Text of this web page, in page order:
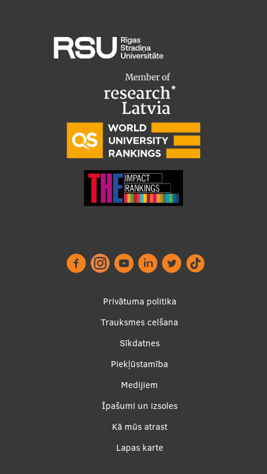
Privātuma politika
Trauksmes celšana
Sīkdatnes
Piekļūstamība
Medijiem
Īpašumi un izsoles
Kā mūs atrast
Lapas karte